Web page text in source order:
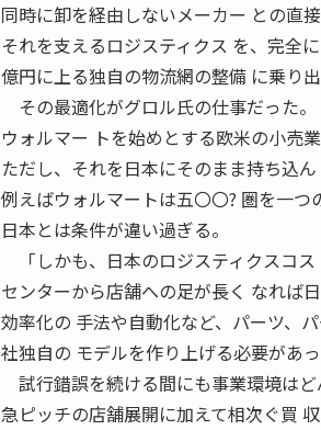
同時に卸を経由しないメーカー との直接
それを支えるロジスティクス を、完全
億円に上る独自の物流網の整備 に乗り出
その最適化がグロル氏の仕事だった。
ウォルマー トを始めとする欧米の小売
ただし、それを日本にそのまま持ち込ん
例えばウォルマートは五〇〇? 圏を一つ
日本とは条件が違い過ぎる。
「しかも、日本のロジスティクスコス
センターから店舗への足が長く なれば
効率化の 手法や自動化など、パーツ、
社独自の モデルを作り上げる必要があ
試行錯誤を続ける間にも事業環境はど
急ピッチの店舗展開に加えて相次ぐ買